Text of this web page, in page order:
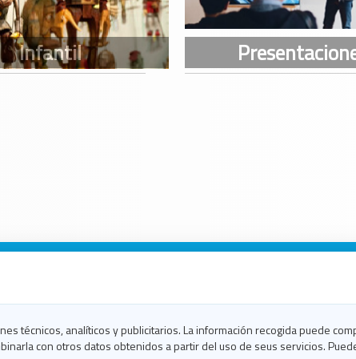
técnicos, analíticos y publicitarios. La información recogida puede
con otros datos obtenidos a partir del uso de seus servicios.
Lugo
Ourense